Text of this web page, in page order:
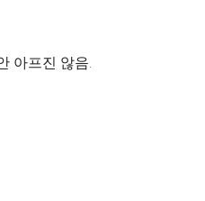
아프진 않음.